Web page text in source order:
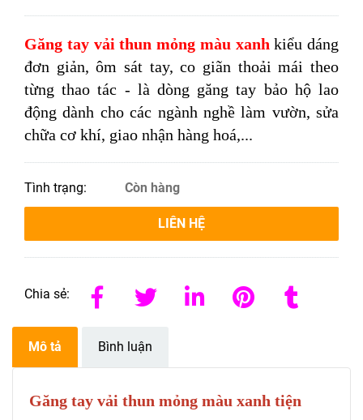
Găng tay vải thun mỏng màu xanhkiểu dáng
đơn giản, ôm sát tay, co giãn thoải mái theo
từng thao tác - là dòng găng tay bảo hộ lao
động dành cho các ngành nghề làm vườn, sửa
chữa cơ khí, giao nhận hàng hoá,...
Tình trạng: Còn hàng
LIÊN HỆ
Chia sẻ:
Mô tả Bình luận
Găng tay vải thun mỏng màu xanh tiện